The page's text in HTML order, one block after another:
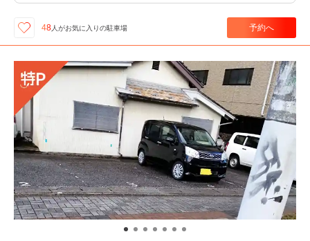
48人がお気に入りの駐車場 予約へ